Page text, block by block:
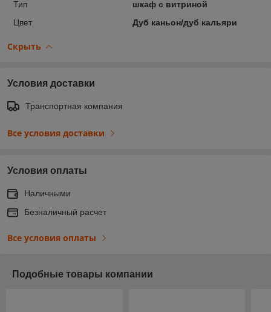
Тип
шкаф с витриной
Цвет
Дуб каньон/дуб кальяри
Скрыть
Условия доставки
Транспортная компания
Все условия доставки
Условия оплаты
Наличными
Безналичный расчет
Все условия оплаты
Подобные товары компании